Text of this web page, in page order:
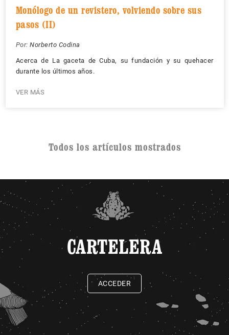
Monólogo de un revistero, volviendo sobre sus
pasos (II)
Por: Norberto Codina
Acerca de La gaceta de Cuba, su fundación y su quehacer
durante los últimos años.
VER MÁS
Todos los artículos mostrados
CARTELERA
ACCEDER